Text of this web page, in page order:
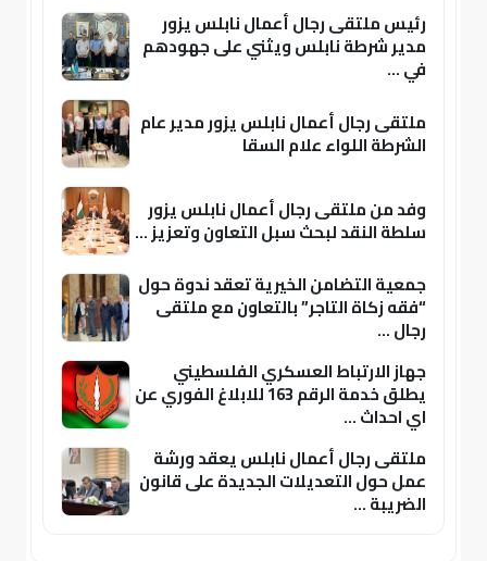
رئيس ملتقى رجال أعمال نابلس يزور
مدير شرطة نابلس ويثني على جهودهم
في ...
ملتقى رجال أعمال نابلس يزور مدير عام
الشرطة اللواء علام السقا
وفد من ملتقى رجال أعمال نابلس يزور
سلطة النقد لبحث سبل التعاون وتعزيز ...
جمعية التضامن الخيرية تعقد ندوة حول
“فقه زكاة التاجر” بالتعاون مع ملتقى
رجال ...
جهاز الارتباط العسكري الفلسطيني
يطلق خدمة الرقم 163 للابلاغ الفوري عن
اي احداث ...
ملتقى رجال أعمال نابلس يعقد ورشة
عمل حول التعديلات الجديدة على قانون
الضريبة ...